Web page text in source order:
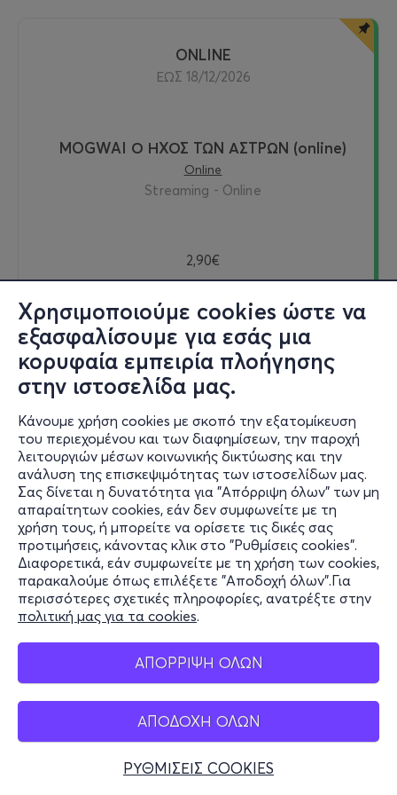
Χρησιμοποιούμε cookies ώστε να
εξασφαλίσουμε για εσάς μια
κορυφαία εμπειρία πλοήγησης
στην ιστοσελίδα μας.
Κάνουμε χρήση cookies με σκοπό την εξατομίκευση
του περιεχομένου και των διαφημίσεων, την παροχή
λειτουργιών μέσων κοινωνικής δικτύωσης και την
ανάλυση της επισκεψιμότητας των ιστοσελίδων μας.
Σας δίνεται η δυνατότητα για "Απόρριψη όλων" των μη
απαραίτητων cookies, εάν δεν συμφωνείτε με τη
χρήση τους, ή μπορείτε να ορίσετε τις δικές σας
προτιμήσεις, κάνοντας κλικ στο "Ρυθμίσεις cookies".
Διαφορετικά, εάν συμφωνείτε με τη χρήση των cookies,
παρακαλούμε όπως επιλέξετε "Αποδοχή όλων".Για
περισσότερες σχετικές πληροφορίες, ανατρέξτε στην
πολιτική μας για τα cookies.
ΑΠΟΡΡΙΨΗ ΟΛΩΝ
ΑΠΟΔΟΧΗ ΟΛΩΝ
ΡΥΘΜΙΣΕΙΣ COOKIES
ONLINE
ΕΩΣ 18/12/2026
MOGWAI Ο ΗΧΟΣ ΤΩΝ ΑΣΤΡΩΝ (online)
Online
Streaming - Online
2,90€
Δείτε online
Εισιτήρια